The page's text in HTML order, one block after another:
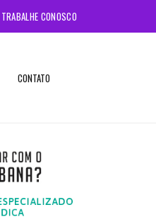
TRABALHE CONOSCO
CONTATO